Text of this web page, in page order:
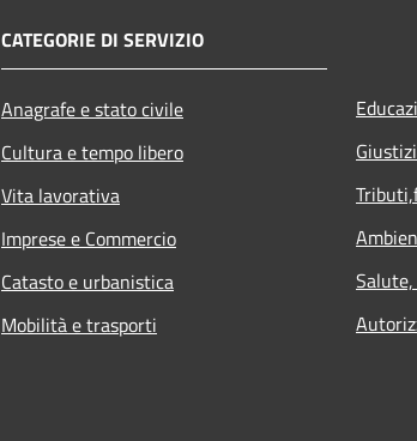
CATEGORIE DI SERVIZIO
Anagrafe e stato civile
Cultura e tempo libero
Vita lavorativa
Imprese e Commercio
Catasto e urbanistica
Mobilità e trasporti